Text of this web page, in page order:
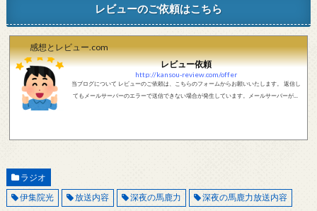
レビューのご依頼はこちら
感想とレビュー.com
レビュー依頼
http://kansou-review.com/offer
当ブログについて レビューのご依頼は、こちらのフォームからお願いいたします。 返信し
てもメールサーバーのエラーで送信できない場合が発生しています。メールサーバーが正
ラジオ
伊集院光
放送内容 深夜の馬鹿力 深夜の馬鹿力放送内容